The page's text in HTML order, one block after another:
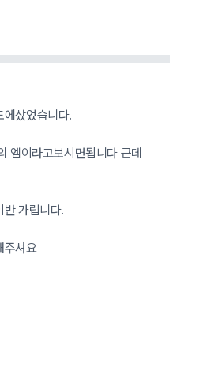
에샀었습니다.
엠이라고보시면됩니다 근데
반 가립니다.
주셔요